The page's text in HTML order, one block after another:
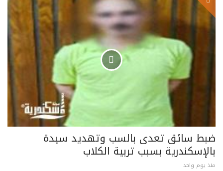
ضبط سائق تعدى بالسب وتهديد سيدة
بالإسكندرية بسبب تربية الكلاب
منذ يوم واحد